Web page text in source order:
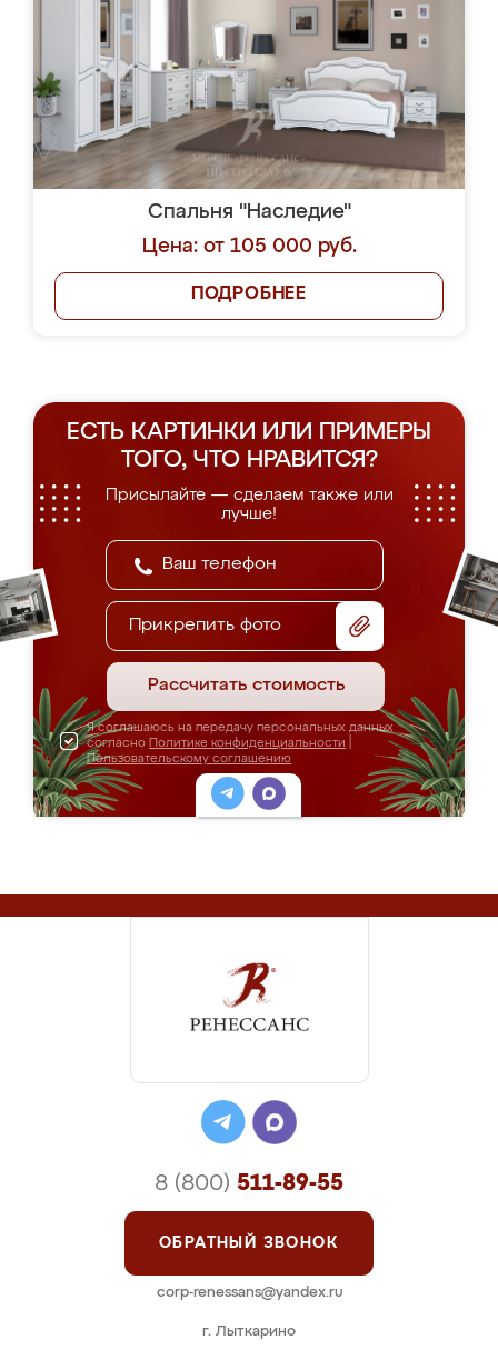
Спальня "Наследие"
Цена: от 105 000 руб.
ПОДРОБНЕЕ
ЕСТЬ КАРТИНКИ ИЛИ ПРИМЕРЫ
ТОГО, ЧТО НРАВИТСЯ?
Присылайте — сделаем также или
лучше!
Прикрепить фото
Рассчитать стоимость
Я соглашаюсь на передачу персональных данных
согласно Политике конфиденциальности
Пользовательскому соглашению
г. Лыткарино
8 (800) 511-89-55
ОБРАТНЫЙ ЗВОНОК
corp-renessans@yandex.ru